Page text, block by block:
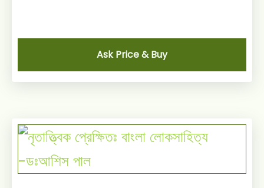
Ask Price & Buy